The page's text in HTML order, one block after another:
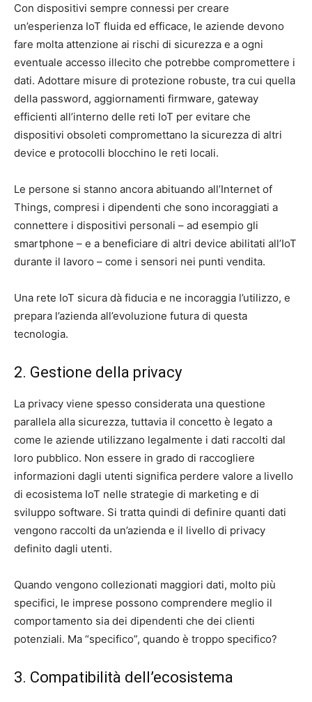
Con dispositivi sempre connessi per creare
un’esperienza IoT fluida ed efficace, le aziende devono
fare molta attenzione ai rischi di sicurezza e a ogni
eventuale accesso illecito che potrebbe compromettere i
dati. Adottare misure di protezione robuste, tra cui quella
della password, aggiornamenti firmware, gateway
efficienti all’interno delle reti IoT per evitare che
dispositivi obsoleti compromettano la sicurezza di altri
device e protocolli blocchino le reti locali.
Le persone si stanno ancora abituando all’Internet of
Things, compresi i dipendenti che sono incoraggiati a
connettere i dispositivi personali – ad esempio gli
smartphone – e a beneficiare di altri device abilitati all’IoT
durante il lavoro – come i sensori nei punti vendita.
Una rete IoT sicura dà fiducia e ne incoraggia l’utilizzo, e
prepara l’azienda all’evoluzione futura di questa
tecnologia.
2. Gestione della privacy
La privacy viene spesso considerata una questione
parallela alla sicurezza, tuttavia il concetto è legato a
come le aziende utilizzano legalmente i dati raccolti dal
loro pubblico. Non essere in grado di raccogliere
informazioni dagli utenti significa perdere valore a livello
di ecosistema IoT nelle strategie di marketing e di
sviluppo software. Si tratta quindi di definire quanti dati
vengono raccolti da un’azienda e il livello di privacy
definito dagli utenti.
Quando vengono collezionati maggiori dati, molto più
specifici, le imprese possono comprendere meglio il
comportamento sia dei dipendenti che dei clienti
potenziali. Ma “specifico”, quando è troppo specifico?
3. Compatibilità dell’ecosistema